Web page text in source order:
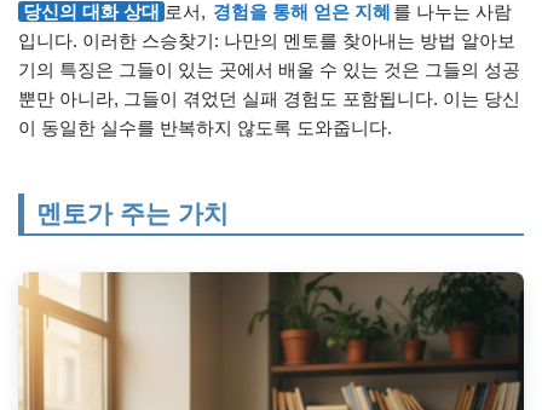
당신의 대화 상대 로서, 경험을 통해 얻은 지혜 를 나누는 사람
입니다. 이러한 스승찾기: 나만의 멘토를 찾아내는 방법 알아보
기의 특징은 그들이 있는 곳에서 배울 수 있는 것은 그들의 성공
뿐만 아니라, 그들이 겪었던 실패 경험도 포함됩니다. 이는 당신
이 동일한 실수를 반복하지 않도록 도와줍니다.
멘토가 주는 가치